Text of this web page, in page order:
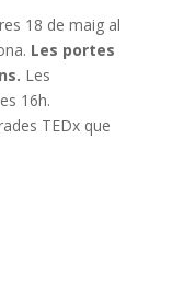
18 de maig al
Les portes
Les
16h.
TEDx que